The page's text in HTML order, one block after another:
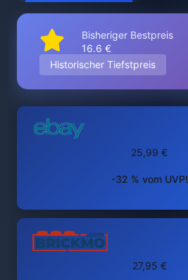
Bisheriger Bestpreis
16.6 €
Historischer Tiefstpreis
25,99 €
-32 % vom UVP!
27,95 €